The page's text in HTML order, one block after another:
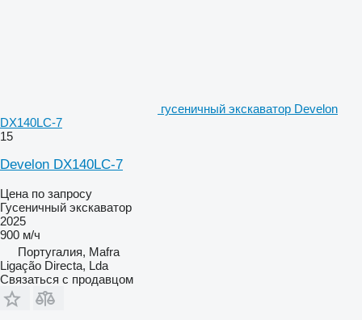
гусеничный экскаватор Develon
DX140LC-7
15
Develon DX140LC-7
Цена по запросу
Гусеничный экскаватор
2025
900 м/ч
Португалия, Mafra
Ligação Directa, Lda
Связаться с продавцом